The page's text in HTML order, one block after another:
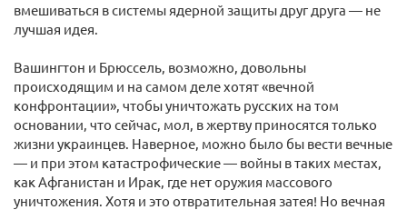
вмешиваться в системы ядерной защиты друг друга — не
лучшая идея.
Вашингтон и Брюссель, возможно, довольны
происходящим и на самом деле хотят «вечной
конфронтации», чтобы уничтожать русских на том
основании, что сейчас, мол, в жертву приносятся только
жизни украинцев. Наверное, можно было бы вести вечные
— и при этом катастрофические — войны в таких местах,
как Афганистан и Ирак, где нет оружия массового
уничтожения. Хотя и это отвратительная затея! Но вечная